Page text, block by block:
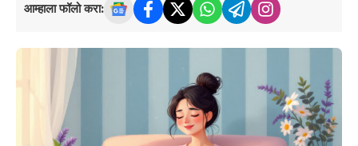
आम्हाला फॉलो करा: